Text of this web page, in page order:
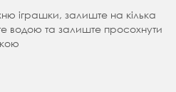
іграшки, залиште на кілька
водою та залиште просохнути